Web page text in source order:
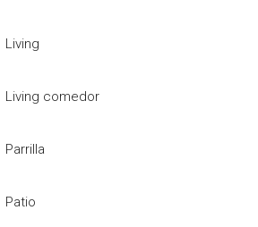
Living
Living comedor
Parrilla
Patio